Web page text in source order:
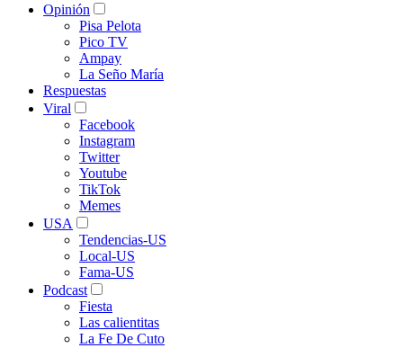
Opinión
Pisa Pelota
Pico TV
Ampay
La Seño María
Respuestas
Viral
Facebook
Instagram
Twitter
Youtube
TikTok
Memes
USA
Tendencias-US
Local-US
Fama-US
Podcast
Fiesta
Las calientitas
La Fe De Cuto